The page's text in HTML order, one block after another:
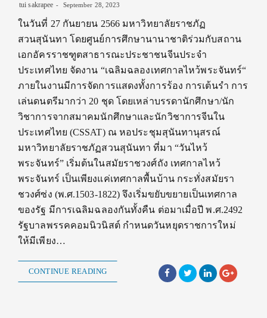
tui sakrapee September 28, 2023
ในวันที่ 27 กันยายน 2566 มหาวิทยาลัยราชภัฏ
สวนสุนันทา โดยศูนย์การศึกษานานาชาติร่วมกับสถาน
เอกอัครราชฑูตสาธารณะประชาชนจีนประจำ
ประเทศไทย จัดงาน “เฉลิมฉลองเทศกาลไหว้พระจันทร์“
ภายในงานมีการจัดการแสดงทั้งการร้อง การเต้นรำ การ
เล่นดนตรีมากว่า 20 ชุด โดยเหล่าบรรดานักศึกษา/นัก
วิชาการจากสมาคมนักศึกษาและนักวิชาการจีนใน
ประเทศไทย (CSSAT) ณ หอประชุมสุนันทานุสรณ์
มหาวิทยาลัยราชภัฏสวนสุนันทา ที่มา “วันไหว้
พระจันทร์” เริ่มต้นในสมัยราชวงศ์ถัง เทศกาลไหว้
พระจันทร์ เป็นเพียงแค่เทศกาลพื้นบ้าน กระทั่งสมัยรา
ชวงศ์ซ่ง (พ.ศ.1503-1822) จึงเริ่มขยับขยายเป็นเทศกาล
ของรัฐ มีการเฉลิมฉลองกันทั้งคืน ต่อมาเมื่อปี พ.ศ.2492
รัฐบาลพรรคคอมนิวนิสต์ กำหนดวันหยุดราชการใหม่
ให้มีเพียง…
CONTINUE READING